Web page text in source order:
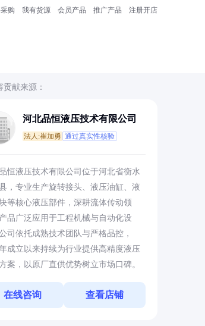
购 我有货源 会员产品 推广产品 注册开店
贡献来源：
河北品恒液压技术有限公司
法人:崔加勇 通过真实性核验
恒液压技术有限公司位于河北省衡水
，专业生产旋转接头、液压油缸、液
等核心液压部件，深耕流体传动领
品广泛应用于工程机械与自动化设
司依托成熟技术团队与严格品控，
成立以来持续为行业提供高精度液压
案，以原厂直供优势树立市场口碑。
在线咨询 查看店铺